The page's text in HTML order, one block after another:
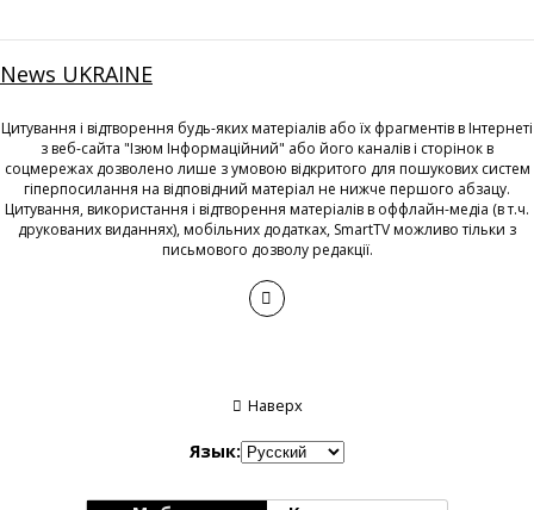
News UKRAINE
Цитування і відтворення будь-яких матеріалів або їх фрагментів в Інтернеті
з веб-сайта "Ізюм Інформаційний" або його каналів і сторінок в
соцмережах дозволено лише з умовою відкритого для пошукових систем
гіперпосилання на відповідний матеріал не нижче першого абзацу.
Цитування, використання і відтворення матеріалів в оффлайн-медіа (в т.ч.
друкованих виданнях), мобільних додатках, SmartTV можливо тільки з
письмового дозволу редакції.
Наверх
Язык: